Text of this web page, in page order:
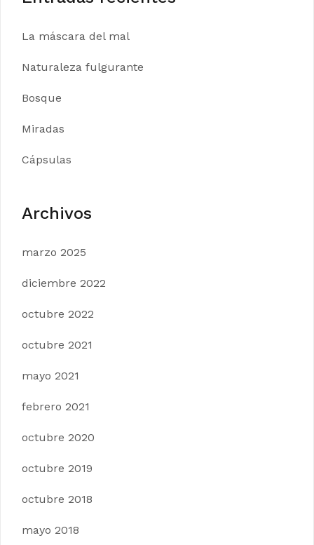
La máscara del mal
Naturaleza fulgurante
Bosque
Miradas
Cápsulas
Archivos
marzo 2025
diciembre 2022
octubre 2022
octubre 2021
mayo 2021
febrero 2021
octubre 2020
octubre 2019
octubre 2018
mayo 2018